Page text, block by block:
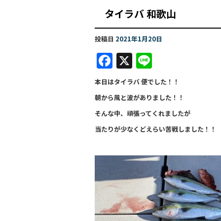
タイラバ 和
投稿日 2021年1月20日
F
a
c
e
b
o
o
X
n
e
本日はタイラバ 便でした！！
朝から風と波がありました！！
そんな中、頑張ってくれましたが
当たりが少なくどえらい苦戦しました！！